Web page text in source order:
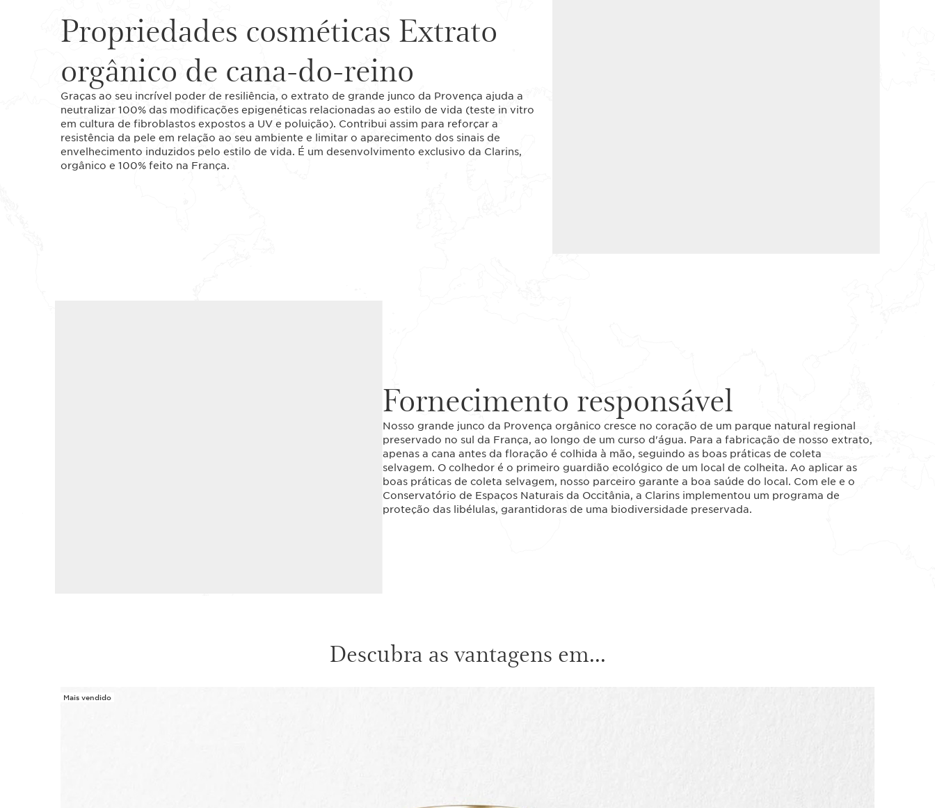
Propriedades cosméticas Extrato
orgânico de cana-do-reino
Graças ao seu incrível poder de resiliência, o extrato de grande junco da Provença ajuda a
neutralizar 100% das modificações epigenéticas relacionadas ao estilo de vida (teste in vitro
em cultura de fibroblastos expostos a UV e poluição). Contribui assim para reforçar a
resistência da pele em relação ao seu ambiente e limitar o aparecimento dos sinais de
envelhecimento induzidos pelo estilo de vida. É um desenvolvimento exclusivo da Clarins,
orgânico e 100% feito na França.
Fornecimento responsável
Nosso grande junco da Provença orgânico cresce no coração de um parque natural regional
preservado no sul da França, ao longo de um curso d'água. Para a fabricação de nosso extrato,
apenas a cana antes da floração é colhida à mão, seguindo as boas práticas de coleta
selvagem. O colhedor é o primeiro guardião ecológico de um local de colheita. Ao aplicar as
boas práticas de coleta selvagem, nosso parceiro garante a boa saúde do local. Com ele e o
Conservatório de Espaços Naturais da Occitânia, a Clarins implementou um programa de
proteção das libélulas, garantidoras de uma biodiversidade preservada.
Descubra as vantagens em...
SALTAR PARA O CONTEÚDO
Mais vendido